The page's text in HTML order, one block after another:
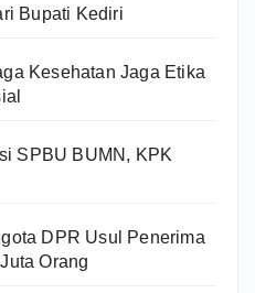
Bupati Kediri
Kesehatan Jaga Etika
SPBU BUMN, KPK
DPR Usul Penerima
Orang